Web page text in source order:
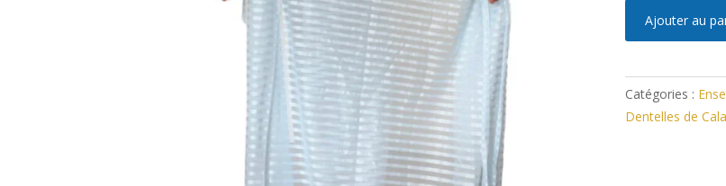
Vintage
Neuf
L/XL
Ajouter au
Catégories :
Dentelles de